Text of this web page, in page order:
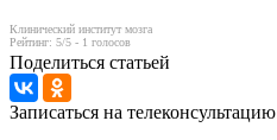
Клинический институт мозга
Рейтинг: 5/5 - 1 голосов
Поделиться статьей
Записаться на телеконсультацию